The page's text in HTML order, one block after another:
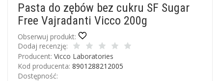
Pasta do zębów bez cukru SF Sugar
Free Vajradanti Vicco 200g
Obserwuj produkt:
Dodaj recenzję:
Producent: Vicco Laboratories
Kod producenta: 8901288212005
Dostępność: